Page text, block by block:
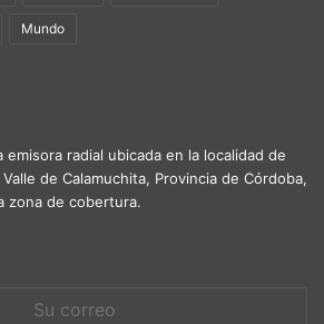
Mundo
emisora radial ubicada en la localidad de
de Calamuchita, Provincia de Córdoba,
zona de cobertura.